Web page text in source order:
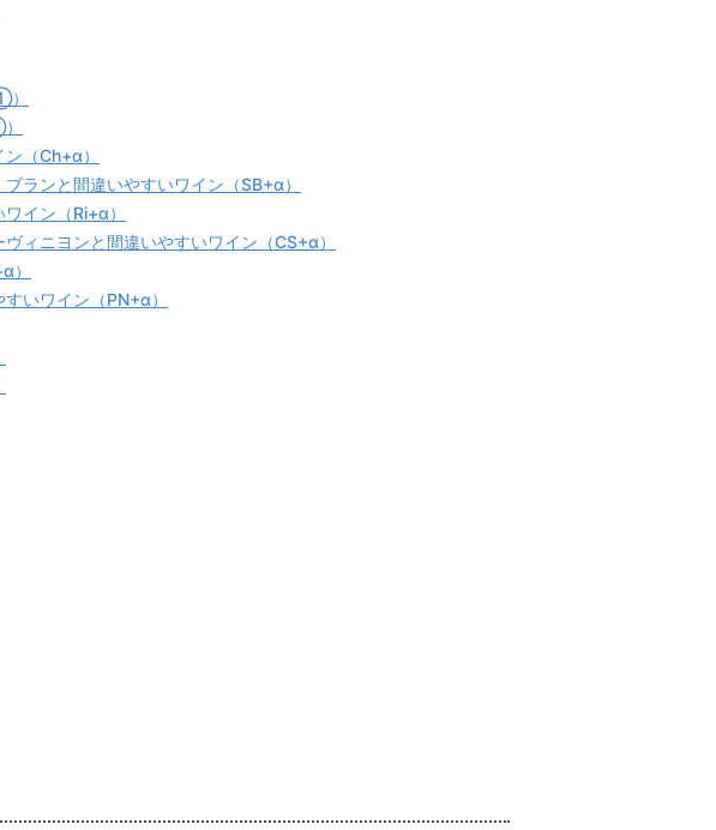
（Ch+α）
ランと間違いやすいワイン（SB+α）
イン（Ri+α）
ィニヨンと間違いやすいワイン（CS+α）
）
いワイン（PN+α）